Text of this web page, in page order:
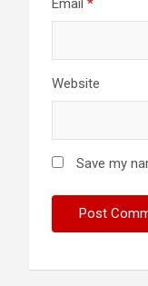
Email *
Website
Save my